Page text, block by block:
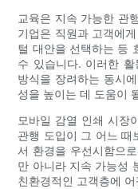
교육은 지속 가능한 관
기업은 직원과 고객에
털 대안을 선택하는 등
수 있습니다. 이러한
방식을 장려하는 동시
성을 높이는 데 도움이
모바일 감열 인쇄 시장
관행 도입이 그 어느 때
서 환경을 우선시함으
만 아니라 지속 가능성
친환경적인 고객층에